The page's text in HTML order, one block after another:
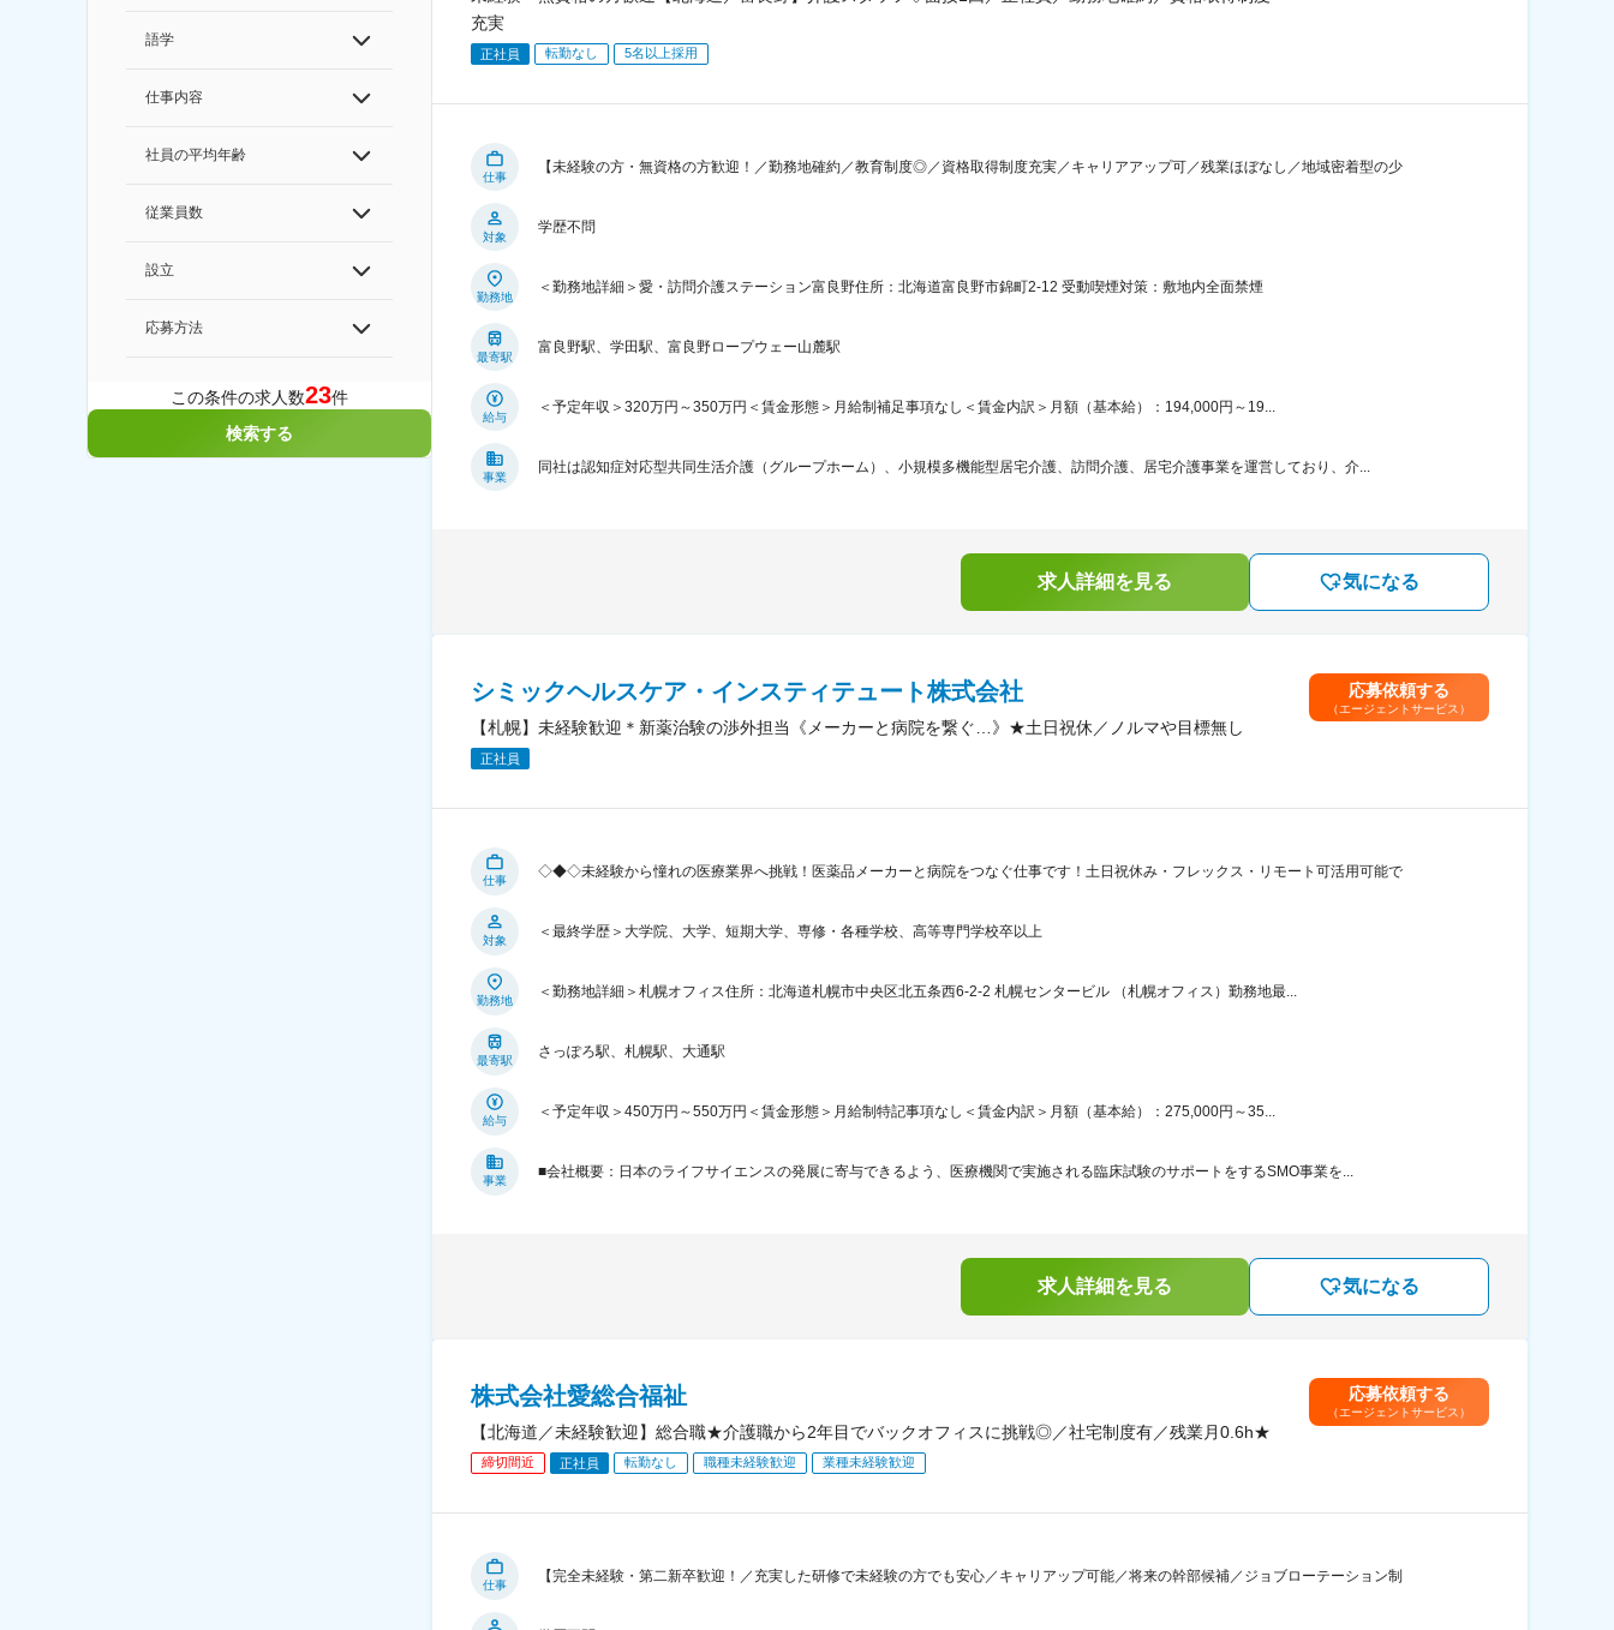
語学
仕事内容
社員の平均年齢
従業員数
設立
応募方法
この条件の求人数23件
検索する
充実
正社員 転勤なし 5名以上採用
仕事
【未経験の方・無資格の方歓迎！／勤務地確約／教育制度◎／資格取得制度充実／キャリアアップ可／残業ほぼなし／地域密着型の少
対象
学歴不問
勤務地
＜勤務地詳細＞愛・訪問介護ステーション富良野住所：北海道富良野市錦町2-12 受動喫煙対策：敷地内全面禁煙
最寄駅
富良野駅、学田駅、富良野ロープウェー山麓駅
給与
＜予定年収＞320万円～350万円＜賃金形態＞月給制補足事項なし＜賃金内訳＞月額（基本給）：194,000円～19...
事業
同社は認知症対応型共同生活介護（グループホーム）、小規模多機能型居宅介護、訪問介護、居宅介護事業を運営しており、介...
求人詳細を見る 気になる
シミックヘルスケア・インスティテュート株式会社
【札幌】未経験歓迎＊新薬治験の渉外担当《メーカーと病院を繋ぐ…》★土日祝休／ノルマや目標無し
正社員
応募依頼する
（エージェントサービス）
仕事
◇◆◇未経験から憧れの医療業界へ挑戦！医薬品メーカーと病院をつなぐ仕事です！土日祝休み・フレックス・リモート可活用可能で
対象
＜最終学歴＞大学院、大学、短期大学、専修・各種学校、高等専門学校卒以上
勤務地
＜勤務地詳細＞札幌オフィス住所：北海道札幌市中央区北五条西6-2-2 札幌センタービル （札幌オフィス）勤務地最...
最寄駅
さっぽろ駅、札幌駅、大通駅
給与
＜予定年収＞450万円～550万円＜賃金形態＞月給制特記事項なし＜賃金内訳＞月額（基本給）：275,000円～35...
事業
■会社概要：日本のライフサイエンスの発展に寄与できるよう、医療機関で実施される臨床試験のサポートをするSMO事業を...
求人詳細を見る 気になる
株式会社愛総合福祉
【北海道／未経験歓迎】総合職★介護職から2年目でバックオフィスに挑戦◎／社宅制度有／残業月0.6h★
締切間近 正社員 転勤なし 職種未経験歓迎 業種未経験歓迎
応募依頼する
（エージェントサービス）
仕事
【完全未経験・第二新卒歓迎！／充実した研修で未経験の方でも安心／キャリアップ可能／将来の幹部候補／ジョブローテーション制